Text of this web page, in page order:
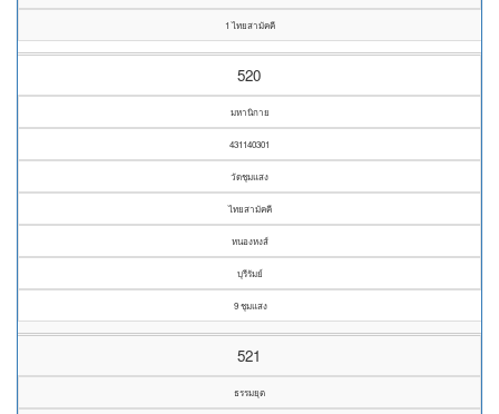
1 ไทยสามัคคี
520
มหานิกาย
431140301
วัดชุมแสง
ไทยสามัคคี
หนองหงส์
บุรีรัมย์
9 ชุมแสง
521
ธรรมยุต